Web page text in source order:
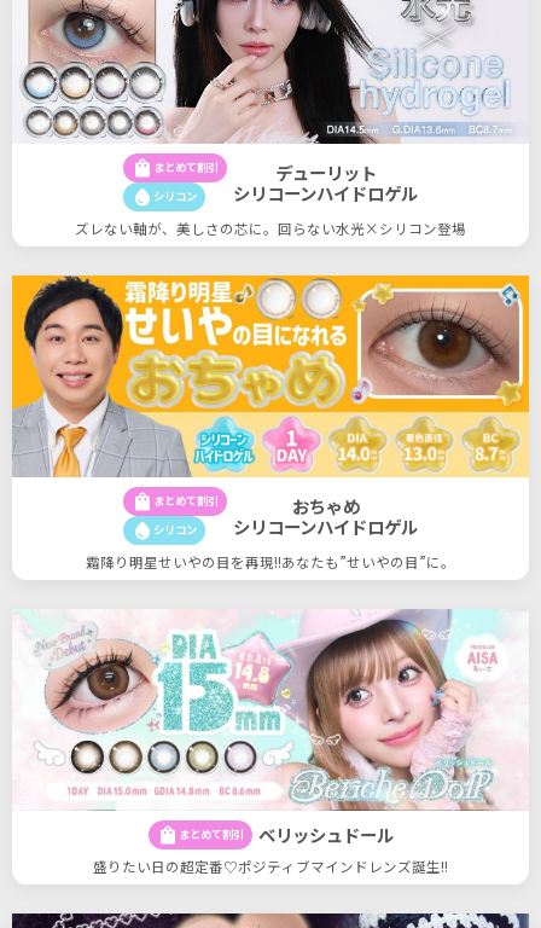
shopping_bag まとめて割引
water_drop シリコン
デューリット
シリコーンハイドロゲル
ズレない軸が、美しさの芯に。回らない水光×シリコン登場
shopping_bag まとめて割引
water_drop シリコン
おちゃめ
シリコーンハイドロゲル
霜降り明星せいやの目を再現!!あなたも”せいやの目”に。
shopping_bag まとめて割引 ベリッシュドール
盛りたい日の超定番♡ポジティブマインドレンズ誕生!!